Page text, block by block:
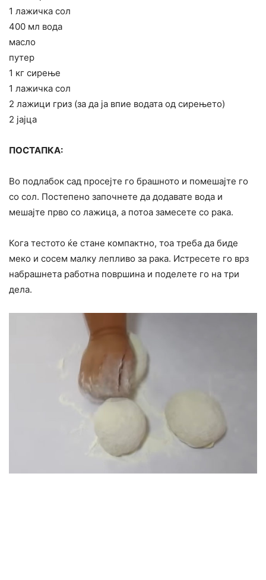
1 лажичка сол
400 мл вода
масло
путер
1 кг сирење
1 лажичка сол
2 лажици гриз (за да ја впие водата од сирењето)
2 јајца
ПОСТАПКА:
Во подлабок сад просејте го брашното и помешајте го
со сол. Постепено започнете да додавате вода и
мешајте прво со лажица, а потоа замесете со рака.
Кога тестото ќе стане компактно, тоа треба да биде
меко и сосем малку лепливо за рака. Истресете го врз
набрашнета работна површина и поделете го на три
дела.